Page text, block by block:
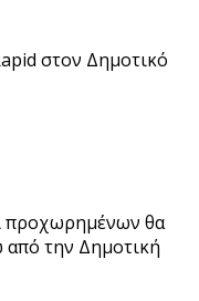
στον Δημοτικό
προχωρημένων θα
από την Δημοτική